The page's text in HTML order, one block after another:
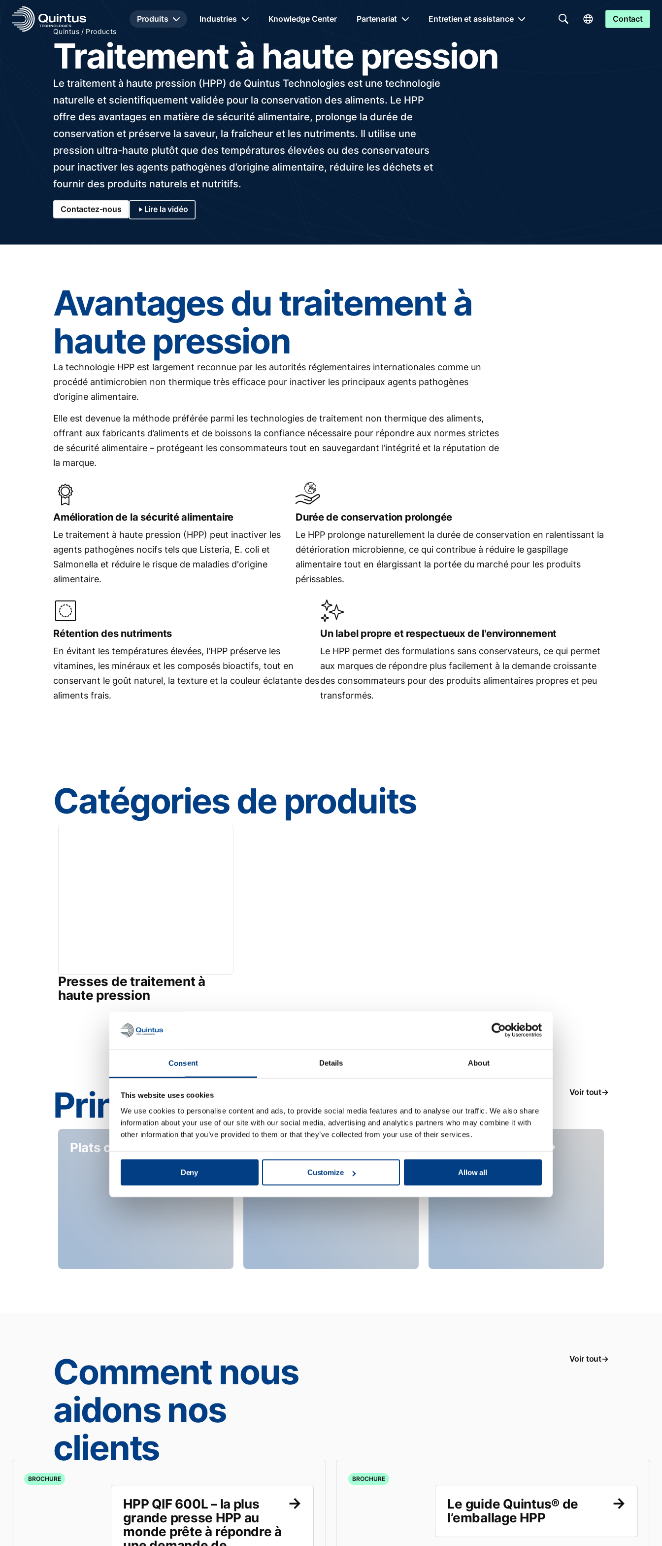
Consent Details About
This website uses cookies
We use cookies to personalise content and ads, to provide social media features and to analyse our traffic. We also share
information about your use of our site with our social media, advertising and analytics partners who may combine it with
other information that you’ve provided to them or that they’ve collected from your use of their services.
Deny Customize Allow all
Produits Industries Knowledge Center Partenariat Entretien et assistance Contact
Quintus / Products
Traitement à haute pression
Le traitement à haute pression (HPP) de Quintus Technologies est une technologie
naturelle et scientifiquement validée pour la conservation des aliments. Le HPP
offre des avantages en matière de sécurité alimentaire, prolonge la durée de
conservation et préserve la saveur, la fraîcheur et les nutriments. Il utilise une
pression ultra-haute plutôt que des températures élevées ou des conservateurs
pour inactiver les agents pathogènes d’origine alimentaire, réduire les déchets et
fournir des produits naturels et nutritifs.
Contactez-nous Lire la vidéo
Avantages du traitement à
haute pression
La technologie HPP est largement reconnue par les autorités réglementaires internationales comme un
procédé antimicrobien non thermique très efficace pour inactiver les principaux agents pathogènes
d’origine alimentaire.
Elle est devenue la méthode préférée parmi les technologies de traitement non thermique des aliments,
offrant aux fabricants d’aliments et de boissons la confiance nécessaire pour répondre aux normes strictes
de sécurité alimentaire – protégeant les consommateurs tout en sauvegardant l’intégrité et la réputation de
la marque.
Amélioration de la sécurité alimentaire
Le traitement à haute pression (HPP) peut inactiver les
agents pathogènes nocifs tels que Listeria, E. coli et
Salmonella et réduire le risque de maladies d'origine
alimentaire.
Durée de conservation prolongée
Le HPP prolonge naturellement la durée de conservation en ralentissant la
détérioration microbienne, ce qui contribue à réduire le gaspillage
alimentaire tout en élargissant la portée du marché pour les produits
périssables.
Rétention des nutriments
En évitant les températures élevées, l'HPP préserve les
vitamines, les minéraux et les composés bioactifs, tout en
conservant le goût naturel, la texture et la couleur éclatante des
aliments frais.
Un label propre et respectueux de l'environnement
Le HPP permet des formulations sans conservateurs, ce qui permet
aux marques de répondre plus facilement à la demande croissante
des consommateurs pour des produits alimentaires propres et peu
transformés.
Catégories de produits
Presses de traitement à
haute pression
Principalement utilisés dans Voir tout
Plats cuisinés Boissons Produits carnés
Comment nous
aidons nos
clients
Voir tout
BROCHURE
HPP QIF 600L – la plus
grande presse HPP au
monde prête à répondre à
BROCHURE
Le guide Quintus® de
l’emballage HPP